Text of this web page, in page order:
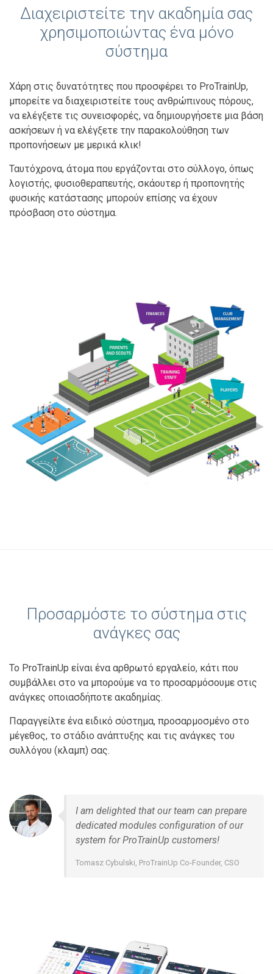
Διαχειριστείτε την ακαδημία σας
χρησιμοποιώντας ένα μόνο
σύστημα
Χάρη στις δυνατότητες που προσφέρει το ProTrainUp,
μπορείτε να διαχειριστείτε τους ανθρώπινους πόρους,
να ελέγξετε τις συνεισφορές, να δημιουργήσετε μια βάση
ασκήσεων ή να ελέγξετε την παρακολούθηση των
προπονήσεων με μερικά κλικ!
Ταυτόχρονα, άτομα που εργάζονται στο σύλλογο, όπως
λογιστής, φυσιοθεραπευτής, σκάουτερ ή προπονητής
φυσικής κατάστασης μπορούν επίσης να έχουν
πρόσβαση στο σύστημα.
Προσαρμόστε το σύστημα στις
ανάγκες σας
Το ProTrainUp είναι ένα αρθρωτό εργαλείο, κάτι που
συμβάλλει στο να μπορούμε να το προσαρμόσουμε στις
ανάγκες οποιασδήποτε ακαδημίας.
Παραγγείλτε ένα ειδικό σύστημα, προσαρμοσμένο στο
μέγεθος, το στάδιο ανάπτυξης και τις ανάγκες του
συλλόγου (κλαμπ) σας.
I am delighted that our team can prepare
dedicated modules configuration of our
system for ProTrainUp customers!
Tomasz Cybulski, ProTrainUp Co-Founder, CSO